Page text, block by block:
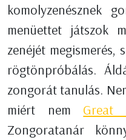
komolyzenésznek
menüettet játszok
zenéjét megismerés,
rögtönpróbálás.
zongorát tanulás.
miért nem
Zongoratanár